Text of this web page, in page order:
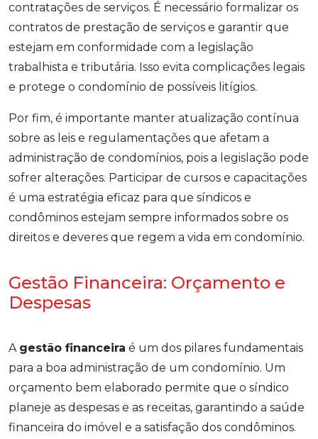
contratações de serviços. É necessário formalizar os
contratos de prestação de serviços e garantir que
estejam em conformidade com a legislação
trabalhista e tributária. Isso evita complicações legais
e protege o condomínio de possíveis litígios.
Por fim, é importante manter atualização contínua
sobre as leis e regulamentações que afetam a
administração de condomínios, pois a legislação pode
sofrer alterações. Participar de cursos e capacitações
é uma estratégia eficaz para que síndicos e
condôminos estejam sempre informados sobre os
direitos e deveres que regem a vida em condomínio.
Gestão Financeira: Orçamento e
Despesas
A gestão financeira é um dos pilares fundamentais
para a boa administração de um condomínio. Um
orçamento bem elaborado permite que o síndico
planeje as despesas e as receitas, garantindo a saúde
financeira do imóvel e a satisfação dos condôminos.